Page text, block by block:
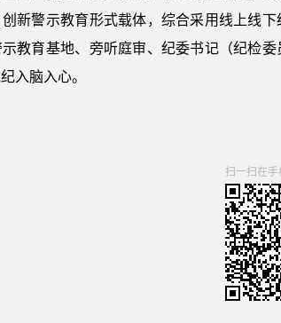
新警示教育形式载体，综合采用线上线
教育基地、旁听庭审、纪委书记（纪检
入脑入心。
扫一扫在手